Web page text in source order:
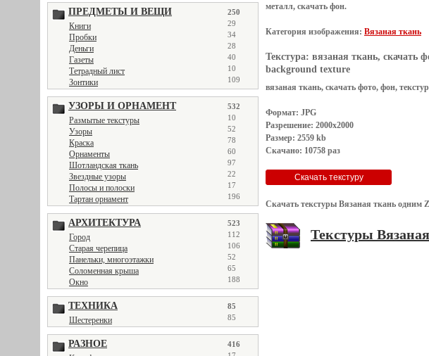
ПРЕДМЕТЫ И ВЕЩИ 250
Книги 29
Пробки 34
Деньги 28
Газеты 40
Тетрадный лист 10
Зонтики 109
УЗОРЫ И ОРНАМЕНТ 532
Размытые текстуры 10
Узоры 52
Краска 78
Орнаменты 60
Шотландская ткань 97
Звездные узоры 22
Полосы и полоски 17
Тартан орнамент 196
АРХИТЕКТУРА 523
Город 112
Старая черепица 106
Панельки, многоэтажки 52
Соломенная крыша 65
Окно 188
ТЕХНИКА 85
Шестеренки 85
РАЗНОЕ 416
металл, скачать фон.
Категория изображения: Вязаная ткань
Текстура: вязаная ткань, скачать
background texture
вязаная ткань, скачать фото, фон,
Формат: JPG
Разрешение: 2000x2000
Размер: 2559 kb
Скачано: 10758 раз
Скачать текстуры Вязаная ткань одним
Текстуры